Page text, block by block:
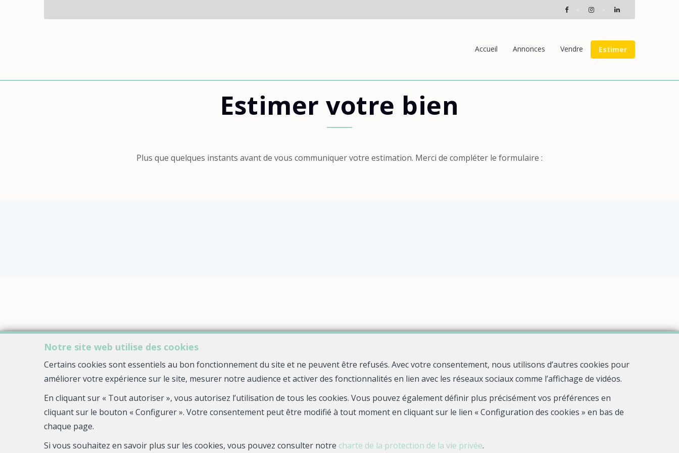
Accueil Annonces Vendre Estimer
Estimer votre bien
Plus que quelques instants avant de vous communiquer votre estimation. Merci de compléter le formulaire :
Notre site web utilise des cookies
Certains cookies sont essentiels au bon fonctionnement du site et ne peuvent être refusés. Avec votre consentement, nous utilisons d’autres cookies pour
améliorer votre expérience sur le site, mesurer notre audience et activer des fonctionnalités en lien avec les réseaux sociaux comme l’affichage de vidéos.
En cliquant sur « Tout autoriser », vous autorisez l’utilisation de tous les cookies. Vous pouvez également définir plus précisément vos préférences en
cliquant sur le bouton « Configurer ». Votre consentement peut être modifié à tout moment en cliquant sur le lien « Configuration des cookies » en bas de
chaque page.
Si vous souhaitez en savoir plus sur les cookies, vous pouvez consulter notre charte de la protection de la vie privée.
Quelle agence ! —Rue Jean Fourastie— 29480 Le Relecq-Kerhuon
TEL.0298836906 — bienvenue@quelle-agence.fr